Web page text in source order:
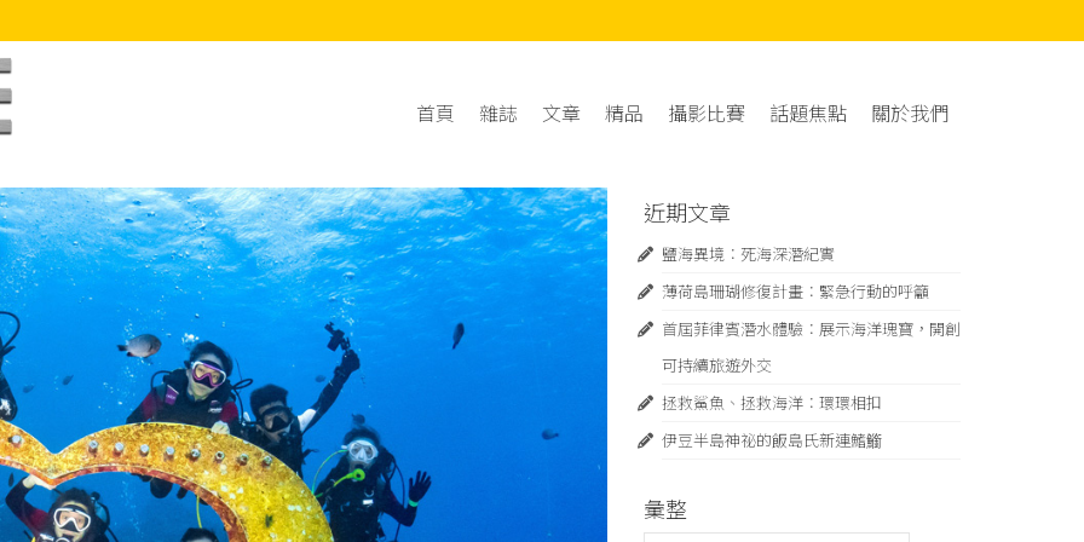
首頁 雜誌 文章 精品 攝影比賽 話題焦點 關於我們
近期文章
鹽海異境：死海深潛紀實
薄荷島珊瑚修復計畫：緊急⾏動的呼籲
首屆菲律賓潛水體驗：展示海洋瑰寶，開創
可持續旅遊外交
拯救鯊魚、拯救海洋：環環相扣
伊豆半島神祕的飯島氏新連鰭䲗
彙整